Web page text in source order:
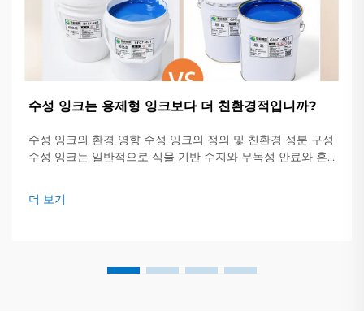
수성 잉크는 용제형 잉크보다 더 친환경적입니까?
수성 잉크의 환경 영향 수성 잉크의 정의 및 친환경 성분 구성
수성 잉크는 일반적으로 식물 기반 수지와 무독성 안료와 혼
더 보기